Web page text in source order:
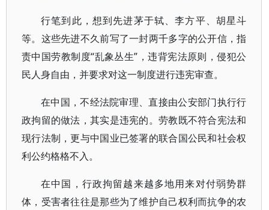
行笔到此，想到先进茅于轼、李方平、胡星斗
等。这些先进不久前写了一封两千多字的公开信，指
责中国劳教制度“乱象丛生”，违背宪法原则，侵犯公
民人身自由，并要求对这一制度进行违宪审查。
在中国，不经法院审理、直接由公安部门执行行
政拘留的做法，其实是违宪的。劳教既不符合宪法和
现行法制，更与中国业已签署的联合国公民和社会权
利公约格格不入。
在中国，行政拘留越来越多地用来对付弱势群
体，受害者往往是那些为了维护自己权利而抗争的农